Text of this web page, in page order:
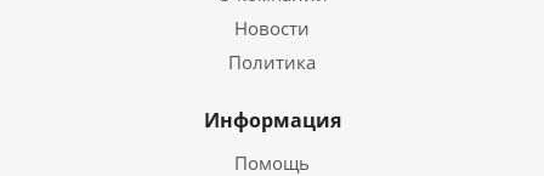
Новости
Политика
Информация
Помощь